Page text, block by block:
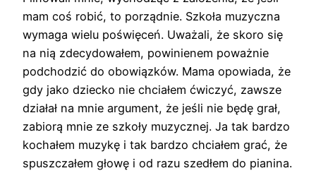
mam coś robić, to porządnie. Szkoła muzyczna
wymaga wielu poświęceń. Uważali, że skoro się
na nią zdecydowałem, powinienem poważnie
podchodzić do obowiązków. Mama opowiada, że
gdy jako dziecko nie chciałem ćwiczyć, zawsze
działał na mnie argument, że jeśli nie będę grał,
zabiorą mnie ze szkoły muzycznej. Ja tak bardzo
kochałem muzykę i tak bardzo chciałem grać, że
spuszczałem głowę i od razu szedłem do pianina.